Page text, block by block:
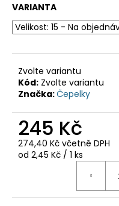
VARIANTA
Zvolte variantu
Kód: Zvolte variantu
Značka:Čepelky
245 Kč
274,40 Kč včetně DPH
Měrná
od 2,45 Kč / 1 ks
D
o
u
č
u
e
m